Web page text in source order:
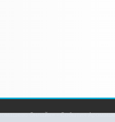
Онлайн» - События